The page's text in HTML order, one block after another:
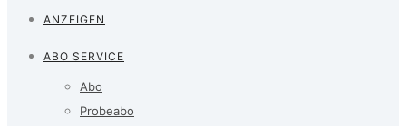
ANZEIGEN
ABO SERVICE
Abo
Probeabo